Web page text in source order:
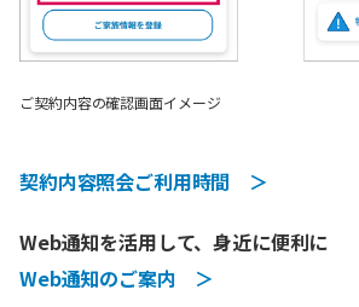
ご契約内容の確認画面イメージ
契約内容照会ご利用時間 ＞
Web通知を活用して、身近に便利に
Web通知のご案内 ＞